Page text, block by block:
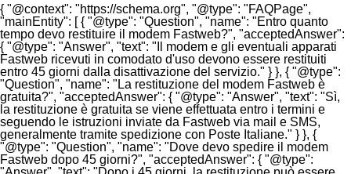
{ "@context": "https://schema.org", "@type": "FAQPage",
"mainEntity": [ { "@type": "Question", "name": "Entro quanto
tempo devo restituire il modem Fastweb?", "acceptedAnswer":
{ "@type": "Answer", "text": "Il modem e gli eventuali apparati
Fastweb ricevuti in comodato d'uso devono essere restituiti
entro 45 giorni dalla disattivazione del servizio." } }, { "@type":
"Question", "name": "La restituzione del modem Fastweb è
gratuita?", "acceptedAnswer": { "@type": "Answer", "text": "Sì,
la restituzione è gratuita se viene effettuata entro i termini e
seguendo le istruzioni inviate da Fastweb via mail e SMS,
generalmente tramite spedizione con Poste Italiane." } }, {
"@type": "Question", "name": "Dove devo spedire il modem
Fastweb dopo 45 giorni?", "acceptedAnswer": { "@type":